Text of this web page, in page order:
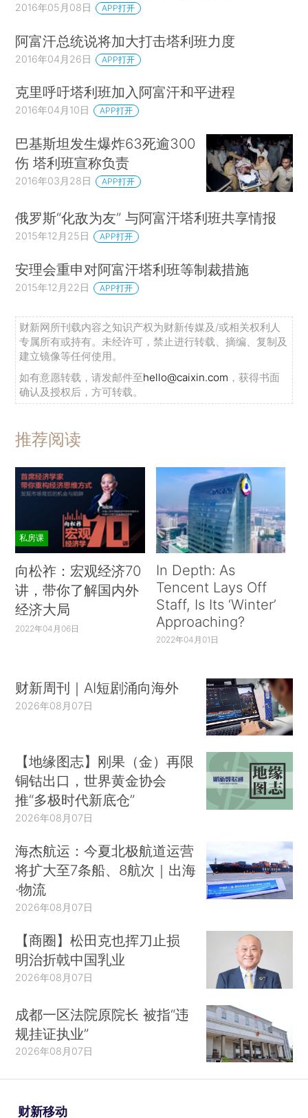
2016年05月08日 APP打开
阿富汗总统说将加大打击塔利班力度
2016年04月26日 APP打开
克里呼吁塔利班加入阿富汗和平进程
2016年04月10日 APP打开
巴基斯坦发生爆炸63死逾300
伤 塔利班宣称负责
2016年03月28日 APP打开
俄罗斯“化敌为友” 与阿富汗塔利班共享情报
2015年12月25日 APP打开
安理会重申对阿富汗塔利班等制裁措施
2015年12月22日 APP打开
财新网所刊载内容之知识产权为财新传媒及/或相关权利人
专属所有或持有。未经许可，禁止进行转载、摘编、复制及
建立镜像等任何使用。
如有意愿转载，请发邮件至hello@caixin.com ，获得书面
确认及授权后，方可转载。
推荐阅读
私房课
向松祚：宏观经济70
讲，带你了解国内外
经济大局
2022年04月06日
In Depth: As
Tencent Lays Off
Staff, Is Its ‘Winter’
Approaching?
2022年04月01日
财新周刊｜AI短剧涌向海外
2026年08月07日
【地缘图志】刚果（金）再限
铜钴出口，世界黄金协会
推“多极时代新底仓”
2026年08月07日
海杰航运：今夏北极航道运营
将扩大至7条船、8航次｜出海
·物流
2026年08月07日
【商圈】松田克也挥刀止损
明治折戟中国乳业
2026年08月07日
成都一区法院原院长 被指“违
规挂证执业”
2026年08月07日
财新移动